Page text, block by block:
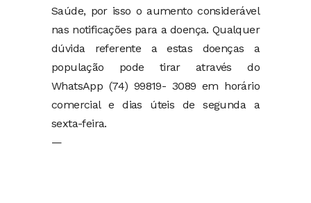
Saúde, por isso o aumento considerável
nas notificações para a doença. Qualquer
dúvida referente a estas doenças a
população pode tirar através do
WhatsApp (74) 99819- 3089 em horário
comercial e dias úteis de segunda a
sexta-feira.
—